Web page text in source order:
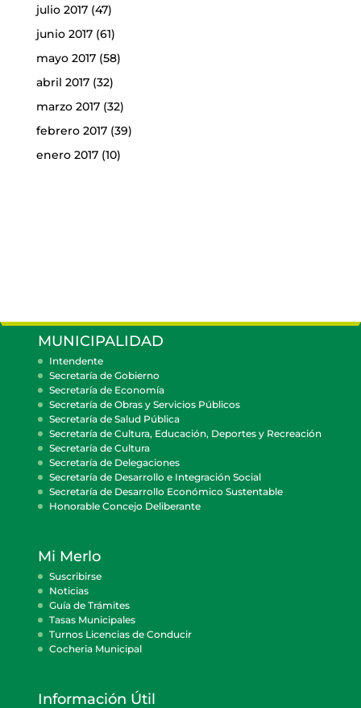
julio 2017(47)
junio 2017(61)
mayo 2017(58)
abril 2017(32)
marzo 2017(32)
febrero 2017(39)
enero 2017(10)
MUNICIPALIDAD
Intendente
Secretaría de Gobierno
Secretaría de Economía
Secretaría de Obras y Servicios Públicos
Secretaría de Salud Pública
Secretaría de Cultura, Educación, Deportes y Recreación
Secretaría de Cultura
Secretaría de Delegaciones
Secretaría de Desarrollo e Integración Social
Secretaría de Desarrollo Económico Sustentable
Honorable Concejo Deliberante
Mi Merlo
Suscribirse
Noticias
Guía de Trámites
Tasas Municipales
Turnos Licencias de Conducir
Cocheria Municipal
Información Útil